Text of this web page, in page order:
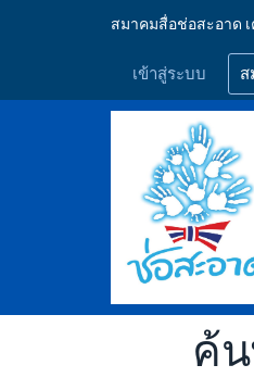
สมาคมสื่อช่อสะอาด
เข้าสู่ระบบ ส
ค้